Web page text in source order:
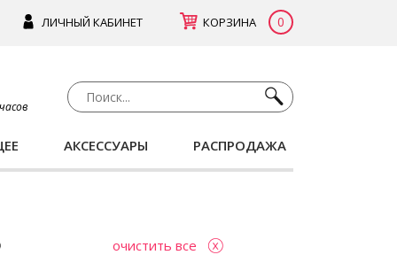
ЛИЧНЫЙ КАБИНЕТ КОРЗИНА 0
АКСЕССУАРЫ РАСПРОДАЖА
очистить все